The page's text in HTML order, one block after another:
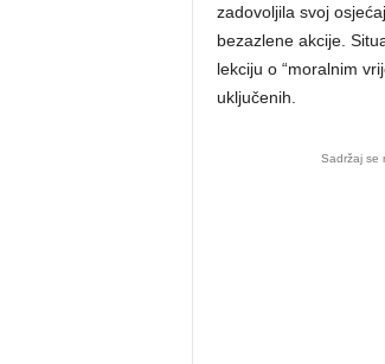
zadovoljila svoj
bezazlene akcije.
lekciju o “moralnim
uključenih.
Sadržaj se